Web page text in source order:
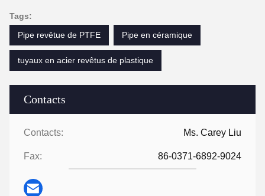
Contacts
Contacts: Ms. Carey Liu
Fax: 86-0371-6892-9024
Tags:
Pipe revêtue de PTFE
Pipe en céramique
tuyaux en acier revêtus de plastique